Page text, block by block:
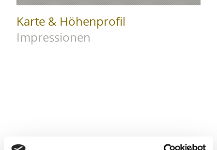
Karte & Höhenprofil
Impressionen